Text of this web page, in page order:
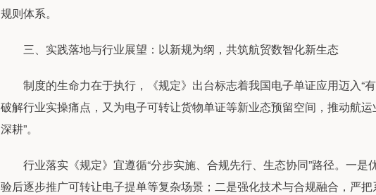
规则体系。
三、实践落地与行业展望：以新规为纲，共筑航贸数智化新生态
制度的生命力在于执行，《规定》出台标志着我国电子单证应用迈入“
破解行业实操痛点，又为电子可转让货物单证等新业态预留空间，推动航运
深耕”。
行业落实《规定》宜遵循“分步实施、合规先行、生态协同”路径。一是
验后逐步推广可转让电子提单等复杂场景；二是强化技术与合规融合，严